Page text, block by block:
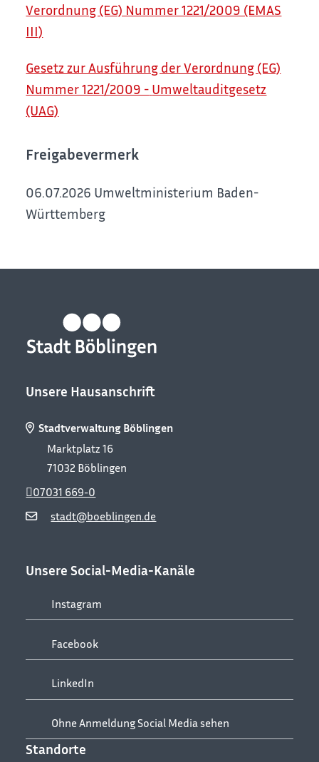
Verordnung (EG) Nummer 1221/2009 (EMAS
III)
Gesetz zur Ausführung der Verordnung (EG)
Nummer 1221/2009 - Umweltauditgesetz
(UAG)
Freigabevermerk
06.07.2026 Umweltministerium Baden-
Württemberg
Unsere Hausanschrift
Stadtverwaltung Böblingen
Marktplatz 16
71032 Böblingen
stadt@boeblingen.de
07031 669-0
Unsere Social-Media-Kanäle
Instagram
Facebook
LinkedIn
Ohne Anmeldung Social Media sehen
Standorte